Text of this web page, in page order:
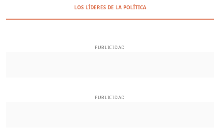
LOS LÍDERES DE LA POLÍTICA
PUBLICIDAD
PUBLICIDAD